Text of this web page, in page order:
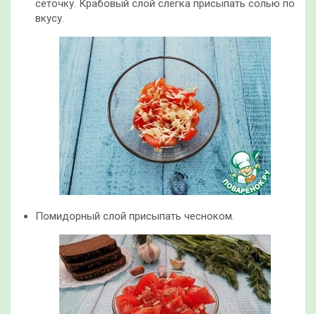
сеточку. Крабовый слой слегка присыпать солью по
вкусу.
Помидорный слой присыпать чесноком.